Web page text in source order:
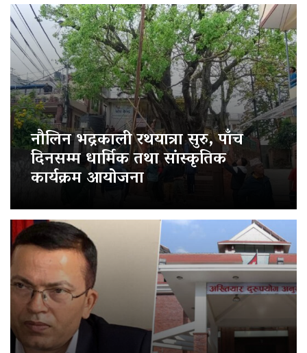
नौलिन भद्रकाली रथयात्रा सुरु, पाँच
दिनसम्म धार्मिक तथा सांस्कृतिक
कार्यक्रम आयोजना